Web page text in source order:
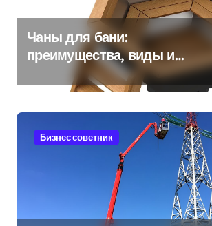
Чаны для бани:
преимущества, виды и
особенности использования
Бизнес советник